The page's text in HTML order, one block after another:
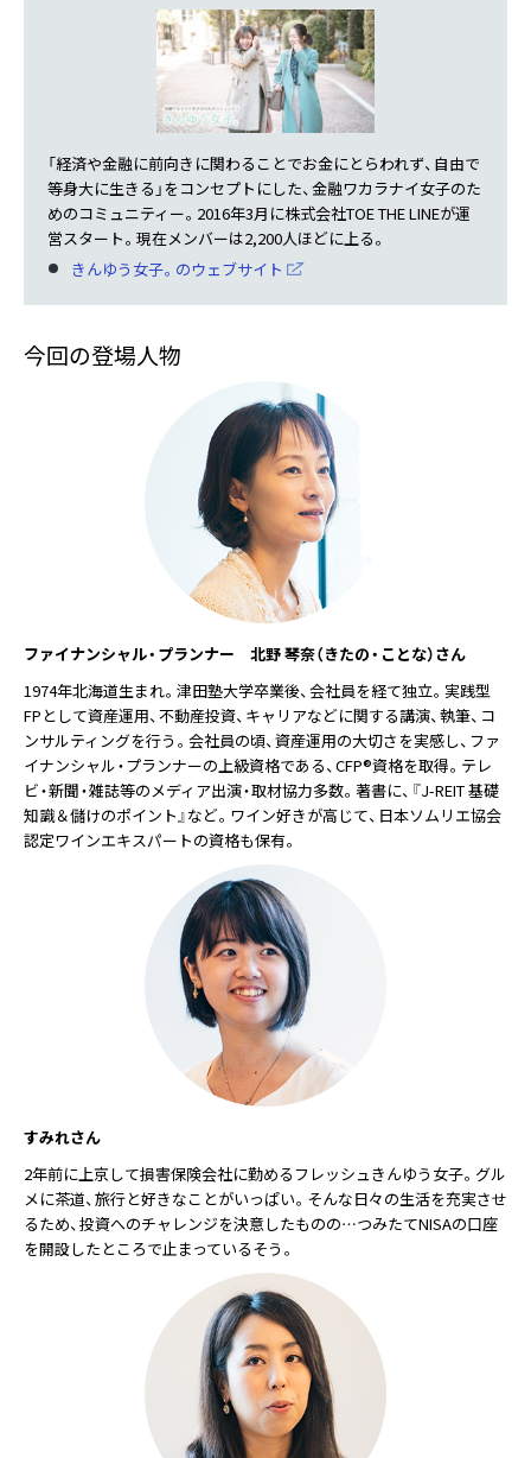
「経済や金融に前向きに関わることでお金にとらわれず、自由で
等身大に生きる」をコンセプトにした、金融ワカラナイ女子のた
めのコミュニティー。2016年3月に株式会社TOE THE LINEが運
営スタート。現在メンバーは2,200人ほどに上る。
きんゆう女子。のウェブサイト
今回の登場人物
ファイナンシャル・プランナー 北野 琴奈（きたの・ことな）さん
1974年北海道生まれ。津田塾大学卒業後、会社員を経て独立。実践型
FPとして資産運用、不動産投資、キャリアなどに関する講演、執筆、コ
ンサルティングを行う。会社員の頃、資産運用の大切さを実感し、ファ
イナンシャル・プランナーの上級資格である、CFP®資格を取得。テレ
ビ・新聞・雑誌等のメディア出演・取材協力多数。著書に、『J-REIT 基礎
知識＆儲けのポイント』など。ワイン好きが高じて、日本ソムリエ協会
認定ワインエキスパートの資格も保有。
すみれさん
2年前に上京して損害保険会社に勤めるフレッシュきんゆう女子。グル
メに茶道、旅行と好きなことがいっぱい。そんな日々の生活を充実させ
るため、投資へのチャレンジを決意したものの…つみたてNISAの口座
を開設したところで止まっているそう。